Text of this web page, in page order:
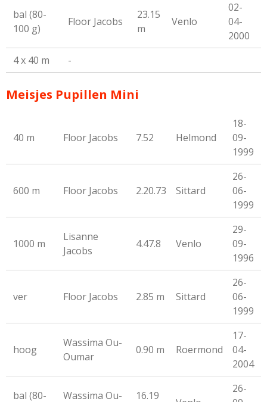
bal (80-
100 g)
Floor Jacobs
23.15
m
Venlo
02-
04-
2000
4 x 40 m
-
Meisjes Pupillen Mini
40 m Floor Jacobs 7.52 Helmond
18-
09-
1999
600 m Floor Jacobs 2.20.73 Sittard
26-
06-
1999
1000 m
Lisanne
Jacobs
4.47.8 Venlo
29-
09-
1996
ver Floor Jacobs 2.85 m Sittard
26-
06-
1999
hoog
Wassima Ou-
Oumar
0.90 m Roermond
17-
04-
2004
bal (80- Wassima Ou- 16.19
26-